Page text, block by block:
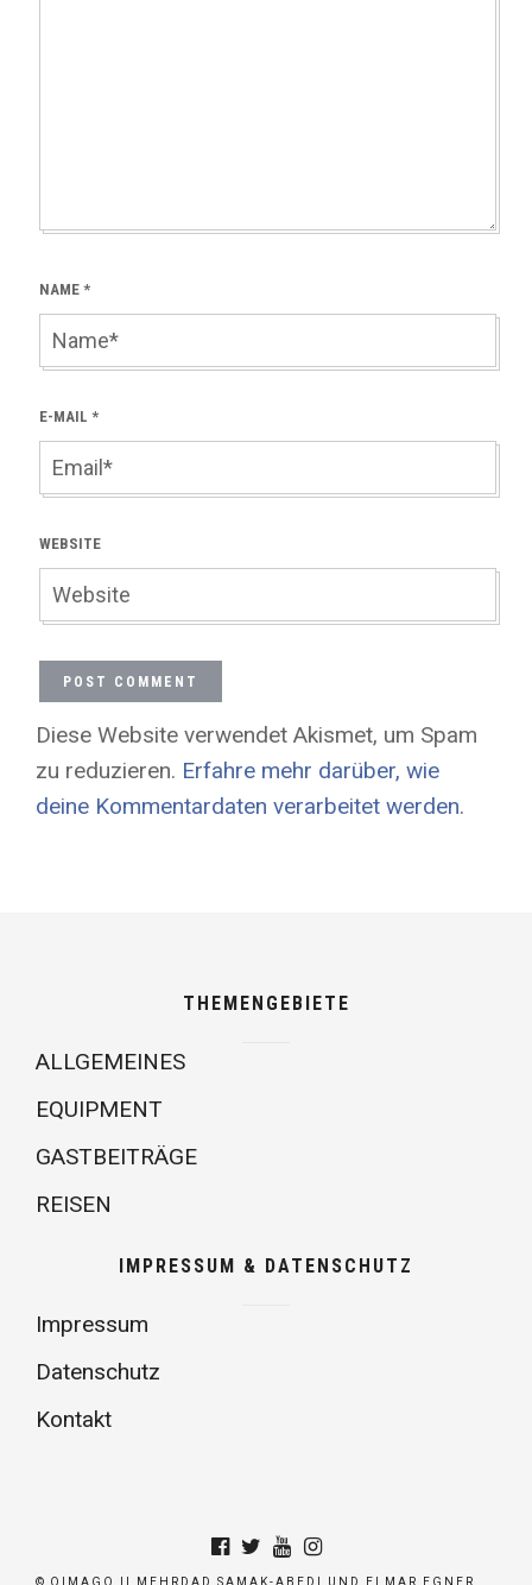
NAME *
E-MAIL *
WEBSITE
Diese Website verwendet Akismet, um Spam
zu reduzieren. Erfahre mehr darüber, wie
deine Kommentardaten verarbeitet werden.
THEMENGEBIETE
ALLGEMEINES
EQUIPMENT
GASTBEITRÄGE
REISEN
IMPRESSUM & DATENSCHUTZ
Impressum
Datenschutz
Kontakt
© QIMAGO || MEHRDAD SAMAK-ABEDI UND ELMAR EGNER